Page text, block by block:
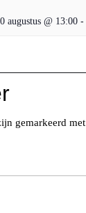
augustus @ 13:00 -
gemarkeerd met